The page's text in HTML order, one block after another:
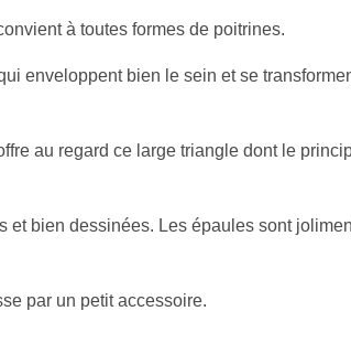
à toutes formes de poitrines.
enveloppent bien le sein et se
au regard ce large triangle dont le
bien dessinées. Les épaules sont
par un petit accessoire.